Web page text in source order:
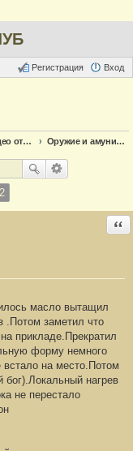
Вход
Регистрация
Фото и видео отчёт по аквапечати Оружие и амуниция
2
масло вытащил
.Потом заметил что
прикладе.Прекратил
форму немного
на место.Потом
нагрев
не перестало